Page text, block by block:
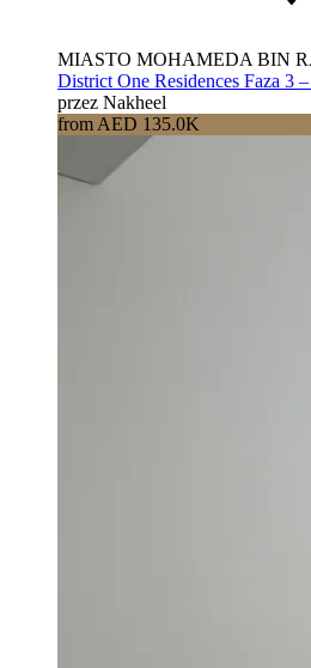
MIASTO MOHAMEDA BIN
District One Residences Faza 3
przez Nakheel
from AED 135.0K